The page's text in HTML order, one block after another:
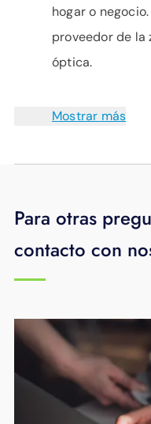
hogar o
proveedor de la
óptica.
Mostrar más
Para otras
contacto con